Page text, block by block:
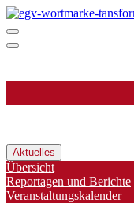
Aktuelles
Übersicht
Reportagen und Berichte
Veranstaltungskalender